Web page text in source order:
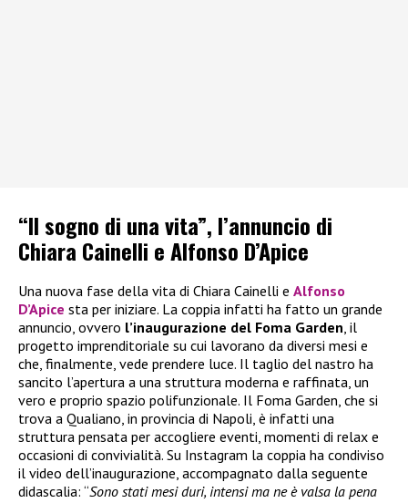
“Il sogno di una vita”, l’annuncio di
Chiara Cainelli e Alfonso D’Apice
Una nuova fase della vita di Chiara Cainelli e Alfonso
D’Apice sta per iniziare. La coppia infatti ha fatto un grande
annuncio, ovvero l’inaugurazione del Foma Garden , il
progetto imprenditoriale su cui lavorano da diversi mesi e
che, finalmente, vede prendere luce. Il taglio del nastro ha
sancito l’apertura a una struttura moderna e raffinata, un
vero e proprio spazio polifunzionale. Il Foma Garden, che si
trova a Qualiano, in provincia di Napoli, è infatti una
struttura pensata per accogliere eventi, momenti di relax e
occasioni di convivialità. Su Instagram la coppia ha condiviso
il video dell’inaugurazione, accompagnato dalla seguente
didascalia: “Sono stati mesi duri, intensi ma ne è valsa la pena